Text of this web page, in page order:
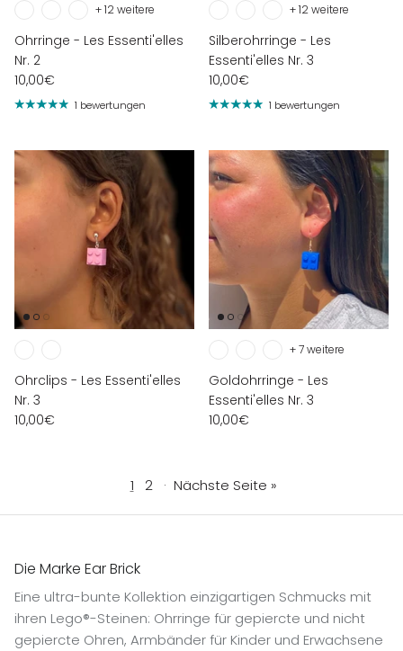
Ohrringe - Les Essenti'elles
Nr. 2
10,00€
+ 12 weitere
1 bewertungen
Silberohrringe - Les
Essenti'elles Nr. 3
10,00€
+ 12 weitere
1 bewertungen
Ohrclips - Les Essenti'elles
Nr. 3
10,00€
Goldohrringe - Les
Essenti'elles Nr. 3
10,00€
+ 7 weitere
1 2 · Nächste Seite »
Die Marke Ear Brick
Eine ultra-bunte Kollektion einzigartigen Schmucks mit
ihren Lego®-Steinen: Ohrringe für gepiercte und nicht
gepiercte Ohren, Armbänder für Kinder und Erwachsene